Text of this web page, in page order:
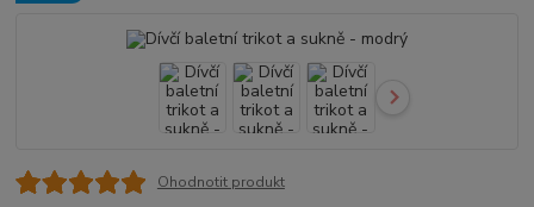
Ohodnotit produkt